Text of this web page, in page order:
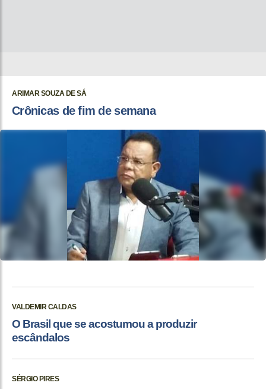
ARIMAR SOUZA DE SÁ
Crônicas de fim de semana
VALDEMIR CALDAS
O Brasil que se acostumou a produzir
escândalos
SÉRGIO PIRES